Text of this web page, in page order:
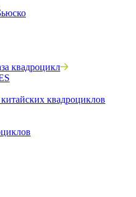
квадроцикл
квадроциклов